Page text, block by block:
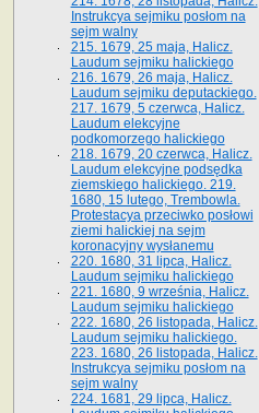
Instrukcya sejmiku posłom na
sejm walny
215. 1679, 25 maja, Halicz.
Laudum sejmiku halickiego
216. 1679, 26 maja, Halicz.
Laudum sejmiku deputackiego.
217. 1679, 5 czerwca, Halicz.
Laudum elekcyjne
podkomorzego halickiego
218. 1679, 20 czerwca, Halicz.
Laudum elekcyjne podsędka
ziemskiego halickiego. 219.
1680, 15 lutego, Trembowla.
Protestacya przeciwko posłowi
ziemi halickiej na sejm
koronacyjny wysłanemu
220. 1680, 31 lipca, Halicz.
Laudum sejmiku halickiego
221. 1680, 9 września, Halicz.
Laudum sejmiku halickiego
222. 1680, 26 listopada, Halicz.
Laudum sejmiku halickiego.
223. 1680, 26 listopada, Halicz.
Instrukcya sejmiku posłom na
sejm walny
224. 1681, 29 lipca, Halicz.